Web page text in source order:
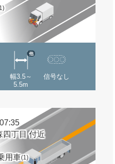
幅3.5～
5.5m
他
信号なし
四丁目 付近
用車(1)